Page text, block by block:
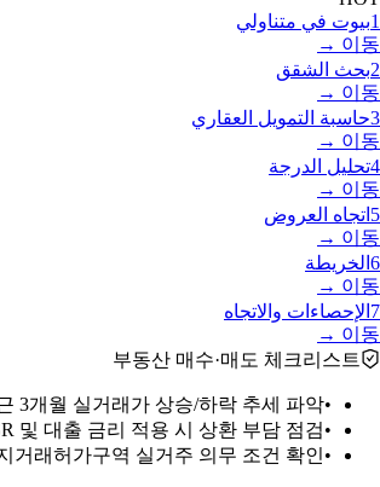
1بيوت في متناولي
이동 →
2بحث الشقق
이동 →
3حاسبة التمويل العقاري
이동 →
4تحليل الدرجة
이동 →
5 اتجاه العروض
이동 →
6 الخريطة
이동 →
7 الإحصاءات والاتجاه
이동 →
부동산 매수·매도 체크리스트
•
3개월 실거래가 상승/하락 추세 파악
•
및 대출 금리 적용 시 상환 부담 점검
•
거래허가구역 실거주 의무 조건 확인